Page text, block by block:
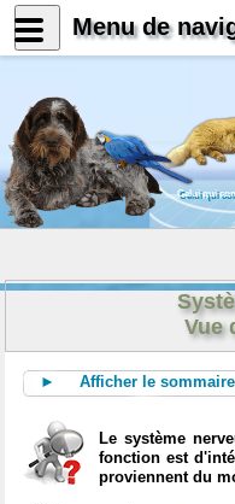
Celui qui
Vue
► Afficher le sommaire
Le système
fonction est
proviennent du
Menu de